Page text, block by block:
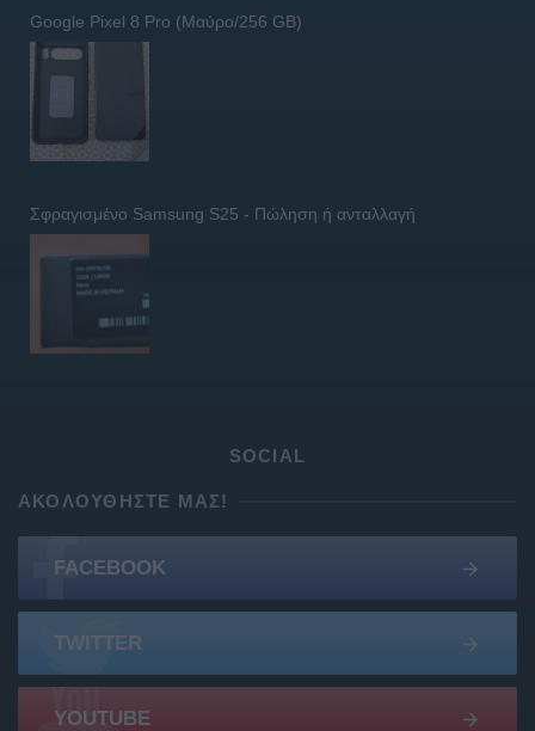
Google Pixel 8 Pro (Μαύρο/256 GB)
Σφραγισμένο Samsung S25 - Πώληση ή ανταλλαγή
SOCIAL
ΑΚΟΛΟΥΘΉΣΤΕ ΜΑΣ!
FACEBOOK
TWITTER
YOUTUBE